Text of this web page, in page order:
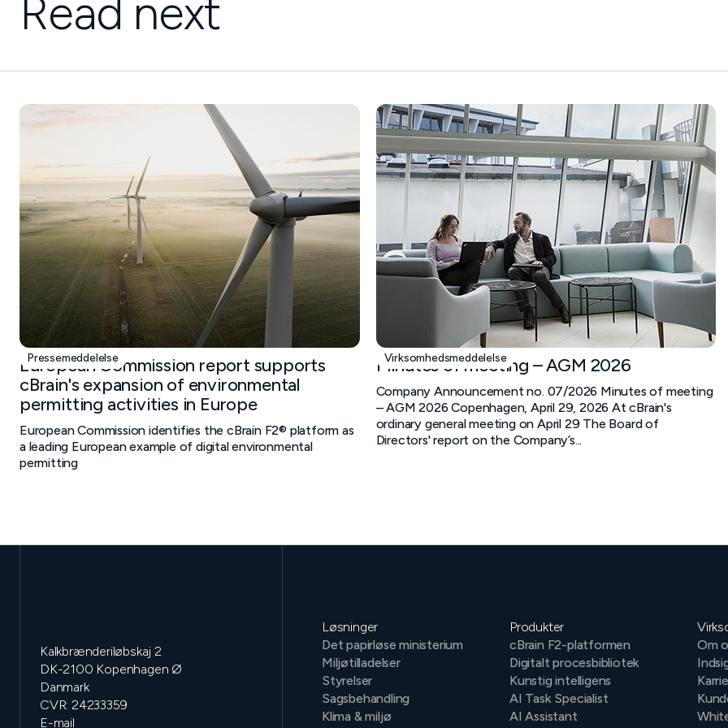
Read next
Pressemeddelelse
European Commission report supports
cBrain's expansion of environmental
permitting activities in Europe
European Commission identifies the cBrain F2® platform as
a leading European example of digital environmental
permitting
Virksomhedsmeddelelse
Minutes of meeting – AGM 2026
Company Announcement no. 07/2026 Minutes of meeting
– AGM 2026 Copenhagen, April 29, 2026 At cBrain's
ordinary general meeting on April 29 The Board of
Directors' report on the Company’s...
Kalkbrænderiløbskaj 2
DK-2100 Kopenhagen Ø
Danmark
CVR: 24233359
E-mail
Løsninger
Det papirløse ministerium
Miljøtilladelser
Styrelser
Sagsbehandling
Klima & miljø
Produkter
cBrain F2-platformen
Digitalt procesbibliotek
Kunstig intelligens
AI Task Specialist
AI Assistant
Om